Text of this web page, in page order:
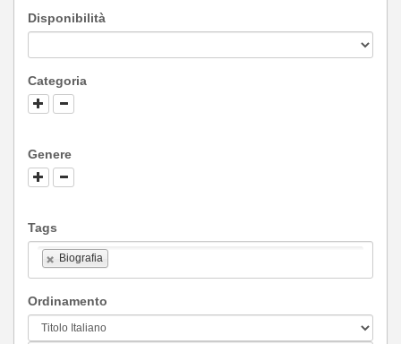
Disponibilità
Categoria
Genere
Tags
Biografia
Ordinamento